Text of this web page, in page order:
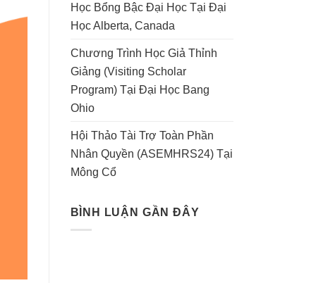
Học Bổng Bậc Đại Học Tại Đại
Học Alberta, Canada
Chương Trình Học Giả Thỉnh
Giảng (Visiting Scholar
Program) Tại Đại Học Bang
Ohio
Hội Thảo Tài Trợ Toàn Phần
Nhân Quyền (ASEMHRS24) Tại
Mông Cổ
BÌNH LUẬN GẦN ĐÂY